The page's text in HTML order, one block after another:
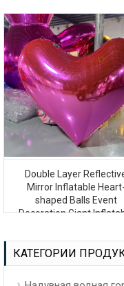
Double Layer
Mirror Inflatable Heart-
shaped Balls Event
Decoration Giant
КАТЕГОРИИ